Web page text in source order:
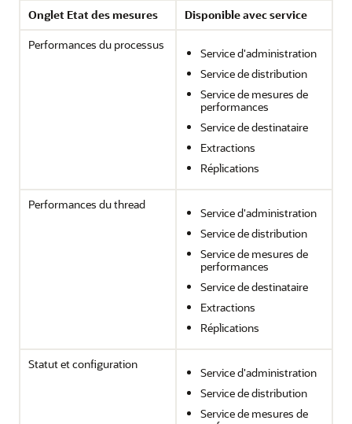
Onglet Etat des mesures
Disponible avec service
Performances du processus
Service d'administration
Service de distribution
Service de mesures de
performances
Service de destinataire
Extractions
Réplications
Performances du thread
Service d'administration
Service de distribution
Service de mesures de
performances
Service de destinataire
Extractions
Réplications
Statut et configuration
Service d'administration
Service de distribution
Service de mesures de